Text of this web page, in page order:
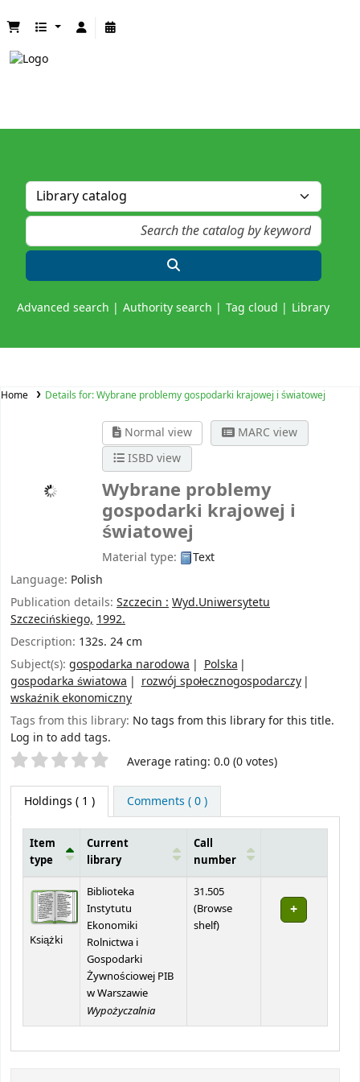
Advanced search Authority search Tag cloud Library
Home Details for:Wybrane problemy gospodarki krajowej i światowej
Normal view
MARC view
ISBD view
Wybrane problemy
gospodarki krajowej i
światowej
Material type:
Text
Language: Polish
Publication details: Szczecin : Wyd.Uniwersytetu
Szczecińskiego, 1992.
Description: 132s. 24 cm
Subject(s): gospodarka narodowa
Polska
gospodarka światowa
rozwój społecznogospodarczy
wskaźnik ekonomiczny
Tags from this library: No tags from this library for this title.
Log in to add tags.
Star ratings Average rating: 0.0 (0 votes)
Holdings ( 1 ) Comments ( 0 )
Item
type
Current
library
Call
number
Książki
Biblioteka
Instytutu
Ekonomiki
Rolnictwa i
Gospodarki
Żywnościowej PIB
w Warszawie
Wypożyczalnia
31.505
(Browse
shelf(Opens below)
)